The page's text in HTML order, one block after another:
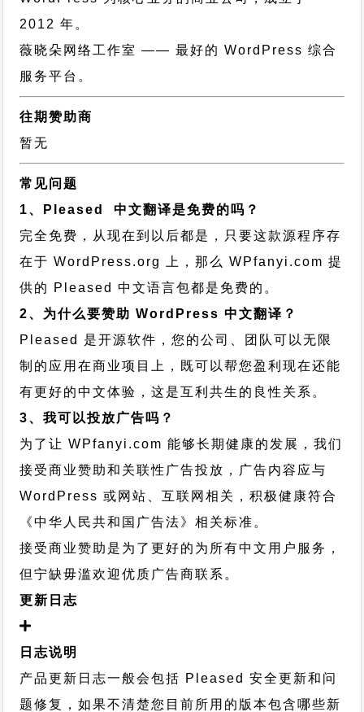
2012 年。
薇晓朵网络工作室 —— 最好的 WordPress 综合
服务平台。
往期赞助商
暂无
常见问题
1、Pleased 中文翻译是免费的吗？
完全免费，从现在到以后都是，只要这款源程序存
在于 WordPress.org 上，那么 WPfanyi.com 提
供的 Pleased 中文语言包都是免费的。
2、为什么要赞助 WordPress 中文翻译？
Pleased 是开源软件，您的公司、团队可以无限
制的应用在商业项目上，既可以帮您盈利现在还能
有更好的中文体验，这是互利共生的良性关系。
3、我可以投放广告吗？
为了让 WPfanyi.com 能够长期健康的发展，我们
接受商业赞助和关联性广告投放，广告内容应与
WordPress 或网站、互联网相关，积极健康符合
《中华人民共和国广告法》相关标准。
接受商业赞助是为了更好的为所有中文用户服务，
但宁缺毋滥欢迎优质广告商联系。
更新日志
日志说明
产品更新日志一般会包括 Pleased 安全更新和问
题修复，如果不清楚您目前所用的版本包含哪些新